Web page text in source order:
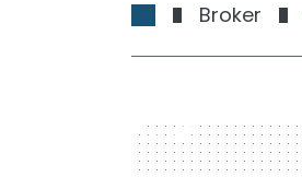
Broker
728 x 90